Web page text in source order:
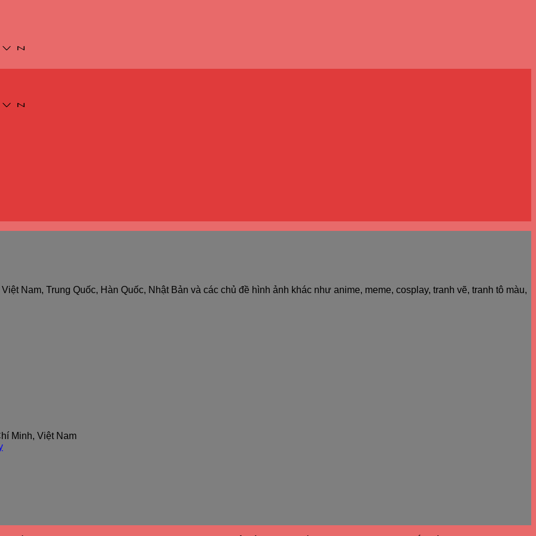
Nam, Trung Quốc, Hàn Quốc, Nhật Bản và các chủ đề hình ảnh khác như anime, meme, cosplay, tranh vẽ, tranh tô màu,
Minh, Việt Nam